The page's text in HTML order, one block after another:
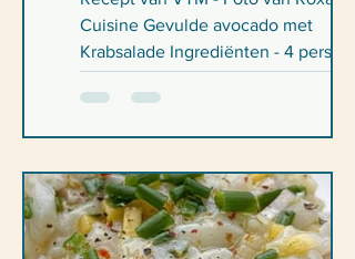
Cuisine Gevulde avocado met
Krabsalade Ingrediënten - 4
400 gr krab (vers of uit blik) 4 el...